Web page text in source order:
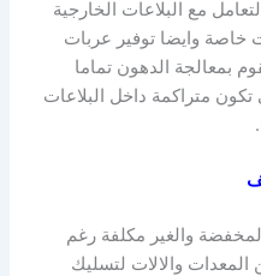
مع البلاعات الخارجية
وايضا توفير عربات
بمعالجة الدهون تماما
تكون متراكمة داخل البلاعات
والغير مكلفة رغم
والالات لتسليك